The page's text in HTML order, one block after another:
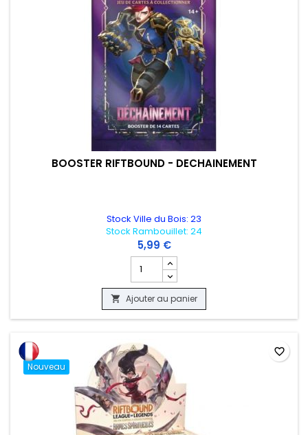
BOOSTER RIFTBOUND - DECHAINEMENT
Stock Ville du Bois: 23
Stock Rambouillet: 24
5,99 €
Champ quantité du produit BOOSTER
 Ajouter au panier
Nouveau
favorite_border